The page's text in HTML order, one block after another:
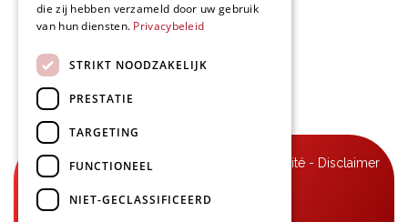
BE 0768.656.308
© Delmo 2026-Déclaration de confidentialité - Disclaimer
die zij hebben verzameld door uw gebruik
van hun diensten. Privacybeleid
STRIKT NOODZAKELIJK
PRESTATIE
TARGETING
FUNCTIONEEL
NIET-GECLASSIFICEERD